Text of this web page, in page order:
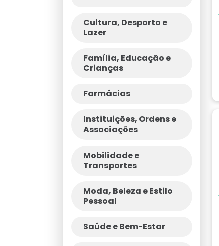
Cultura, Desporto e
Lazer
Família, Educação e
Crianças
Farmácias
Instituições, Ordens e
Associações
Mobilidade e
Transportes
Moda, Beleza e Estilo
Pessoal
Saúde e Bem-Estar